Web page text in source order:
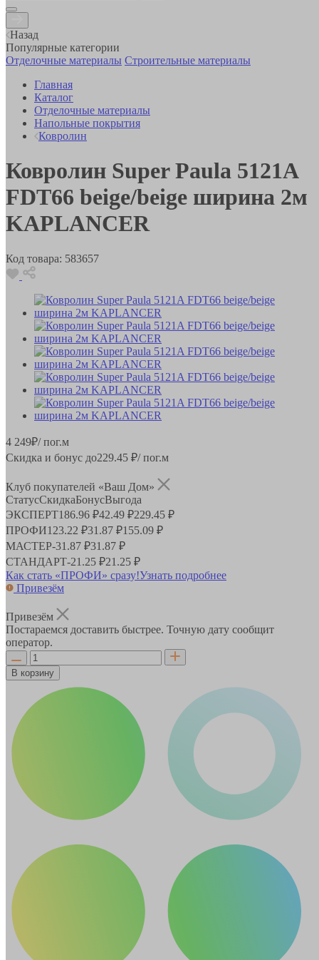
Назад
Популярные категории
Отделочные материалы Строительные материалы
Главная
Каталог
Отделочные материалы
Напольные покрытия
Ковролин
Ковролин Super Paula 5121A
FDT66 beige/beige ширина 2м
KAPLANCER
Код товара: 583657
4 249₽/ пог.м
Скидка и бонус до229.45 ₽/ пог.м
Клуб покупателей «Ваш Дом»
СтатусСкидкаБонусВыгода
ЭКСПЕРТ186.96 ₽42.49 ₽229.45 ₽
ПРОФИ123.22 ₽31.87 ₽155.09 ₽
МАСТЕР-31.87 ₽31.87 ₽
СТАНДАРТ-21.25 ₽21.25 ₽
Как стать «ПРОФИ» сразу!Узнать подробнее
Привезём
Привезём
Постараемся доставить быстрее. Точную дату сообщит
оператор.
В корзину